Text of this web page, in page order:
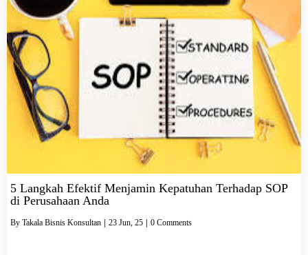
5 Langkah Efektif Menjamin Kepatuhan Terhadap SOP
di Perusahaan Anda
By Takala Bisnis Konsultan 23 Jun, 25 0 Comments